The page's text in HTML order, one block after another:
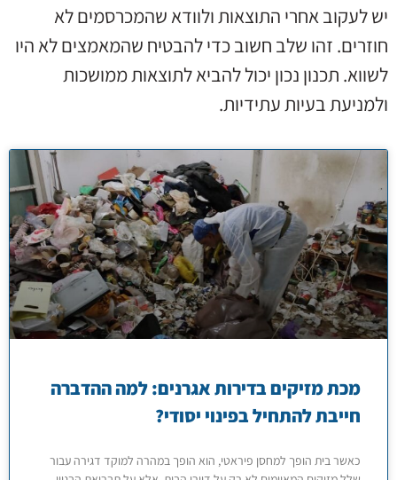
יש לעקוב אחרי התוצאות ולוודא שהמכרסמים לא
חוזרים. זהו שלב חשוב כדי להבטיח שהמאמצים לא היו
לשווא. תכנון נכון יכול להביא לתוצאות ממושכות
ולמניעת בעיות עתידיות.
מכת מזיקים בדירות אגרנים: למה ההדברה
חייבת להתחיל בפינוי יסודי?
כאשר בית הופך למחסן פיראטי, הוא הופך במהרה למוקד דגירה עבור